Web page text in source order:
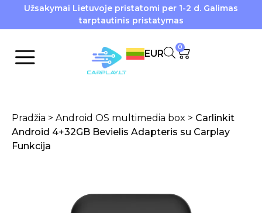
Užsakymai Lietuvoje pristatomi per 1-2 d. Galimas
tarptautinis pristatymas
EUR
0
Pradžia > Android OS multimedia box > Carlinkit
Android 4+32GB Bevielis Adapteris su Carplay
Funkcija